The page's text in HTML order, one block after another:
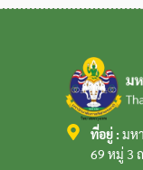
ที่อยู่ : มห
69 หมู่ 3